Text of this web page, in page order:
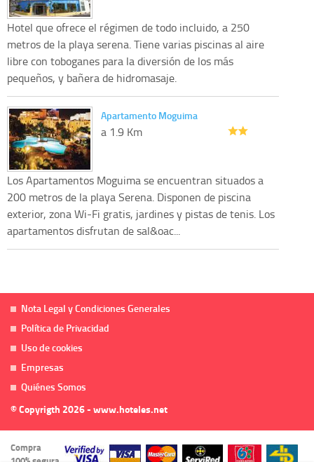
Hotel que ofrece el régimen de todo incluido, a 250
metros de la playa serena. Tiene varias piscinas al aire
libre con toboganes para la diversión de los más
pequeños, y bañera de hidromasaje.
Apartamento Moguima
a 1.9 Km
Los Apartamentos Moguima se encuentran situados a
200 metros de la playa Serena. Disponen de piscina
exterior, zona Wi-Fi gratis, jardines y pistas de tenis. Los
apartamentos disfrutan de sal&oac...
Nota Legal y Condiciones Generales
Política de Privacidad
Uso de cookies
Empresas
Quiénes Somos
© Copyrigth 2026 - www.hoteles.net
Compra